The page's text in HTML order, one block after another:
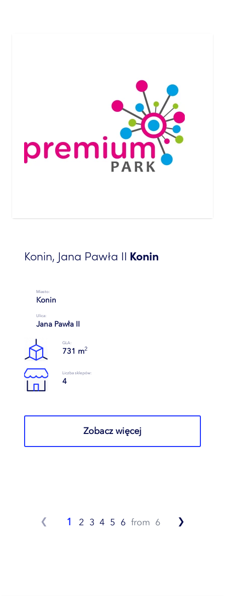
Konin, Jana Pawła II Konin
Miasto:
Konin
Ulica:
Jana Pawła II
GLA:
731 m2
Liczba sklepów:
4
Zobacz więcej
❮ 1 2 3 4 5 6 from 6 ❯